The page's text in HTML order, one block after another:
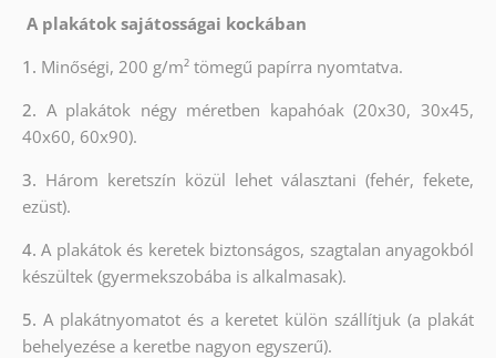
A plakátok sajátosságai kockában
1. Minőségi, 200 g/m² tömegű papírra nyomtatva.
2. A plakátok négy méretben kapahóak (20x30, 30x45,
40x60, 60x90).
3. Három keretszín közül lehet választani (fehér, fekete,
ezüst).
4.A plakátok és keretek biztonságos, szagtalan anyagokból
készültek (gyermekszobába is alkalmasak).
5. A plakátnyomatot és a keretet külön szállítjuk (a plakát
behelyezése a keretbe nagyon egyszerű).